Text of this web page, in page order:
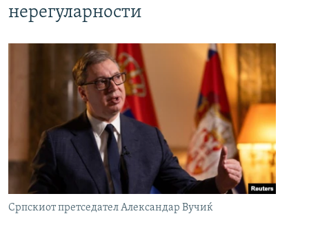
нерегуларности
Српскиот претседател Александар Вучиќ